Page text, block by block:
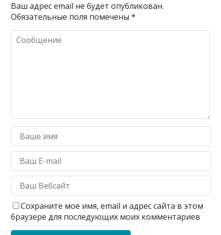
Ваш адрес email не будет опубликован.
Обязательные поля помечены*
Сохраните моё имя, email и адрес сайта в этом
браузере для последующих моих комментариев